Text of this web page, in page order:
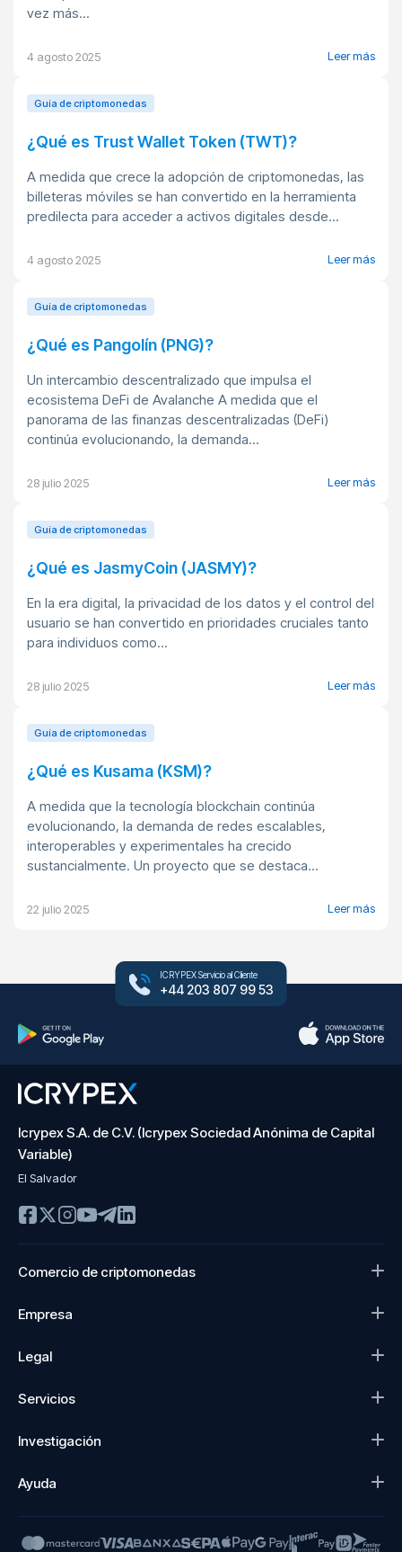
vez más...
4 agosto 2025 Leer más
Guía de criptomonedas
¿Qué es Trust Wallet Token (TWT)?
A medida que crece la adopción de criptomonedas, las
billeteras móviles se han convertido en la herramienta
predilecta para acceder a activos digitales desde...
4 agosto 2025 Leer más
Guía de criptomonedas
¿Qué es Pangolín (PNG)?
Un intercambio descentralizado que impulsa el
ecosistema DeFi de Avalanche A medida que el
panorama de las finanzas descentralizadas (DeFi)
continúa evolucionando, la demanda...
28 julio 2025 Leer más
Guía de criptomonedas
¿Qué es JasmyCoin (JASMY)?
En la era digital, la privacidad de los datos y el control del
usuario se han convertido en prioridades cruciales tanto
para individuos como...
28 julio 2025 Leer más
Guía de criptomonedas
¿Qué es Kusama (KSM)?
A medida que la tecnología blockchain continúa
evolucionando, la demanda de redes escalables,
interoperables y experimentales ha crecido
sustancialmente. Un proyecto que se destaca...
22 julio 2025 Leer más
ICRYPEX Servicio al Cliente
+44 203 807 99 53
Icrypex S.A. de C.V. (Icrypex Sociedad Anónima de Capital
Variable)
El Salvador
Comercio de criptomonedas
Empresa
Legal
Servicios
Investigación
Ayuda